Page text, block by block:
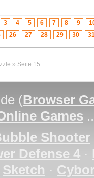
3 4 5 6 7 8 9
26 27 28 29 30
» Seite 15
(Browser
Games
Shooter
Defense 4 ·
Sketch ·